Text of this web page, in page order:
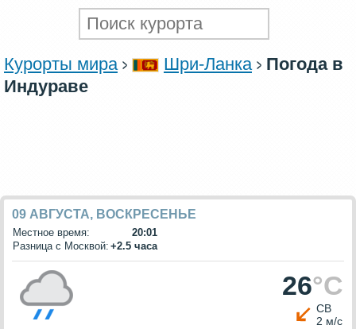
Курорты мира Шри-Ланка
Погода в
Индураве
09 АВГУСТА, ВОСКРЕСЕНЬЕ
Местное время:
20:01
Разница с Москвой: +2.5 часа
26°C
СВ
2 м/с